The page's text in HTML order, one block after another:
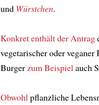
und Würstchen.
Konkretenthält der Antrag
vegetarischer oder veganer
Burger zum Beispiel auch
Obwohl pflanzliche